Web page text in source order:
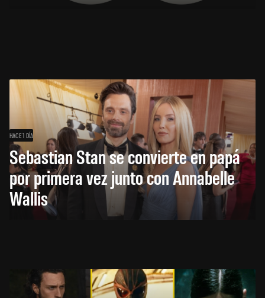
HACE 1 DÍA
Sebastian Stan se convierte en papá
por primera vez junto con Annabelle
Wallis